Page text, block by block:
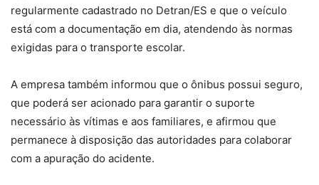
regularmente cadastrado no Detran/ES e que o veículo
está com a documentação em dia, atendendo às normas
exigidas para o transporte escolar.
A empresa também informou que o ônibus possui seguro,
que poderá ser acionado para garantir o suporte
necessário às vítimas e aos familiares, e afirmou que
permanece à disposição das autoridades para colaborar
com a apuração do acidente.